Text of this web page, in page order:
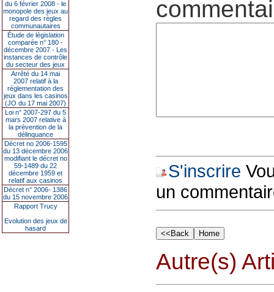
du 6 février 2008 - le
monopole des jeux au
regard des règles
communautaires
Étude de législation
comparée n° 180 -
décembre 2007 - Les
instances de contrôle
du secteur des jeux
Arrêté du 14 mai
2007 relatif à la
réglementation des
jeux dans les casinos
(JO du 17 mai 2007)
Loi n° 2007-297 du 5
mars 2007 relative à
la prévention de la
délinquance
Décret no 2006-1595
du 13 décembre 2006
modifiant le décret no
59-1489 du 22
décembre 1959 et
relatif aux casinos
Décret n° 2006- 1386
du 15 novembre 2006
Rapport Trucy
Evolution des jeux de
hasard
S'inscrire
un
Autre(s)